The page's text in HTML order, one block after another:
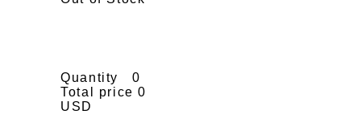
Quantity
0
Total price 0
USD